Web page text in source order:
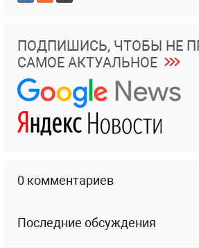
ПОДПИШИСЬ, ЧТОБЫ НЕ
САМОЕ АКТУАЛЬНОЕ
0 комментариев
Последние обсуждения